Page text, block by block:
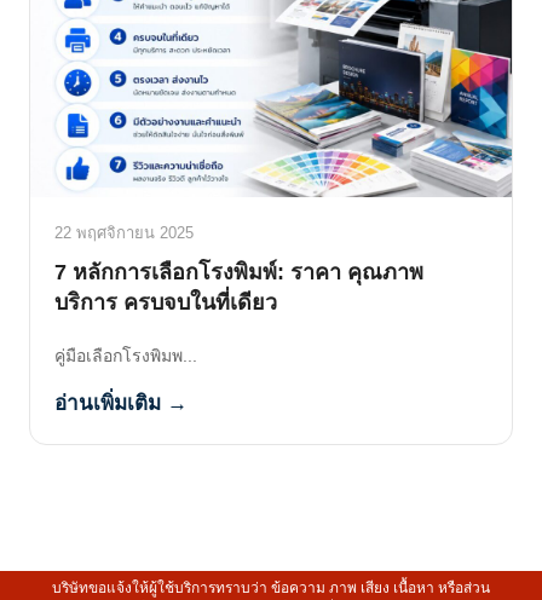
22 พฤศจิกายน 2025
7 หลักการเลือกโรงพิมพ์: ราคา คุณภาพ
บริการ ครบจบในที่เดียว
คู่มือเลือกโรงพิมพ...
อ่านเพิ่มเติม →
บริษัทขอแจ้งให้ผู้ใช้บริการทราบว่า ข้อความ ภาพ เสียง เนื้อหา หรือส่วน